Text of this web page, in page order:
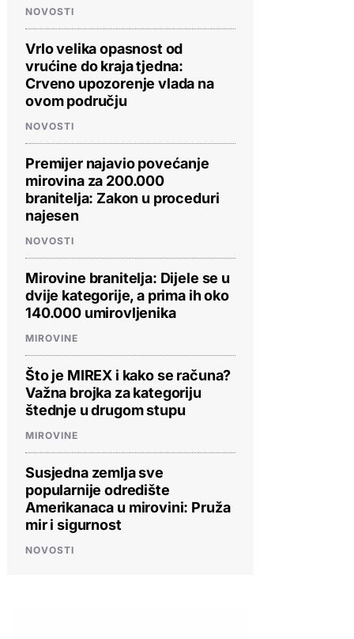
NOVOSTI
Vrlo velika opasnost od
vrućine do kraja tjedna:
Crveno upozorenje vlada na
ovom području
NOVOSTI
Premijer najavio povećanje
mirovina za 200.000
branitelja: Zakon u proceduri
najesen
NOVOSTI
Mirovine branitelja: Dijele se u
dvije kategorije, a prima ih oko
140.000 umirovljenika
MIROVINE
Što je MIREX i kako se računa?
Važna brojka za kategoriju
štednje u drugom stupu
MIROVINE
Susjedna zemlja sve
popularnije odredište
Amerikanaca u mirovini: Pruža
mir i sigurnost
NOVOSTI